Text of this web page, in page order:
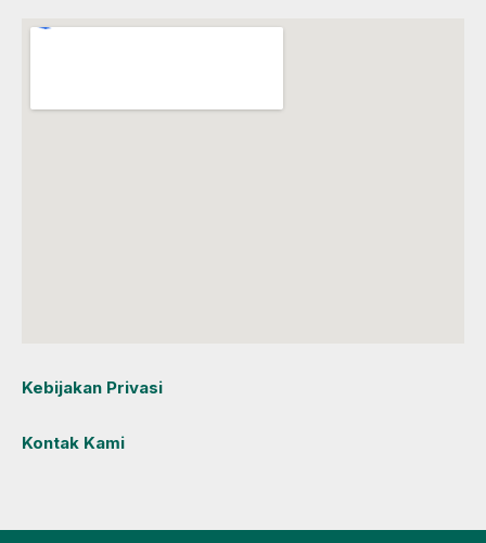
Kebijakan Privasi
Kontak Kami